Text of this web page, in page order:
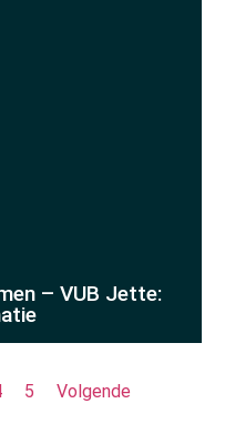
– VUB Jette:
5 Volgende